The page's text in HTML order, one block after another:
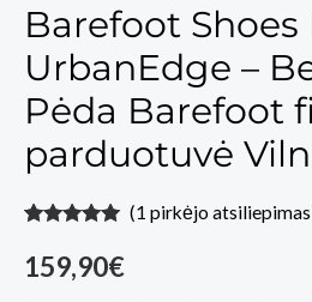
Barefoot
UrbanEdge –
Pėda Barefoot
parduotuvė
5.00iš 5
(viso
(1 pirkėjo
159,90€